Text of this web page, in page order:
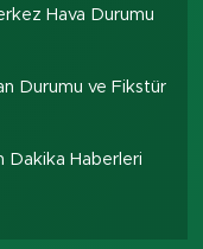
Hava Durumu
Durumu ve Fikstür
Dakika Haberleri